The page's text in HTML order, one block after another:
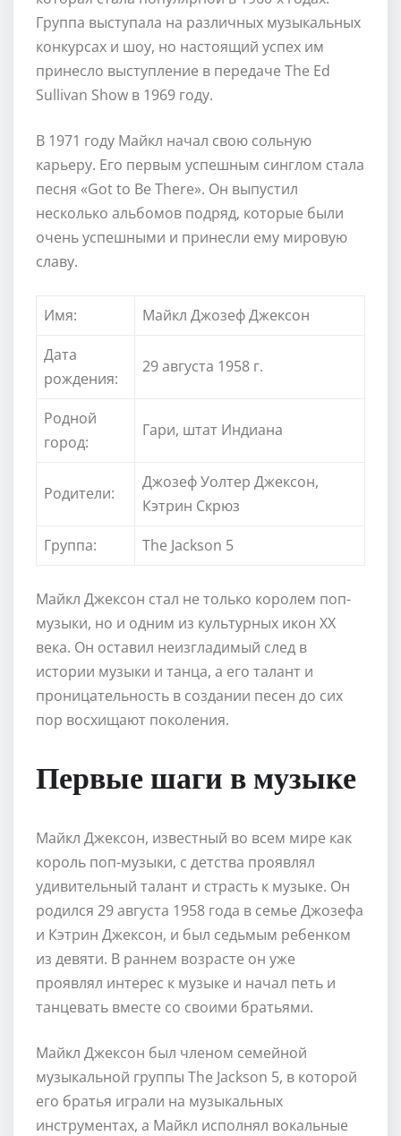
Группа выступала на различных музыкальных
конкурсах и шоу, но настоящий успех им
принесло выступление в передаче The Ed
Sullivan Show в 1969 году.
В 1971 году Майкл начал свою сольную
карьеру. Его первым успешным синглом стала
песня «Got to Be There». Он выпустил
несколько альбомов подряд, которые были
очень успешными и принесли ему мировую
славу.
Имя:
Майкл Джозеф Джексон
Дата
рождения:
29 августа 1958 г.
Родной
город:
Гари, штат Индиана
Родители:
Джозеф Уолтер Джексон,
Кэтрин Скрюз
Группа:
The Jackson 5
Майкл Джексон стал не только королем поп-
музыки, но и одним из культурных икон XX
века. Он оставил неизгладимый след в
истории музыки и танца, а его талант и
проницательность в создании песен до сих
пор восхищают поколения.
Первые шаги в музыке
Майкл Джексон, известный во всем мире как
король поп-музыки, с детства проявлял
удивительный талант и страсть к музыке. Он
родился 29 августа 1958 года в семье Джозефа
и Кэтрин Джексон, и был седьмым ребенком
из девяти. В раннем возрасте он уже
проявлял интерес к музыке и начал петь и
танцевать вместе со своими братьями.
Майкл Джексон был членом семейной
музыкальной группы The Jackson 5, в которой
его братья играли на музыкальных
инструментах, а Майкл исполнял вокальные